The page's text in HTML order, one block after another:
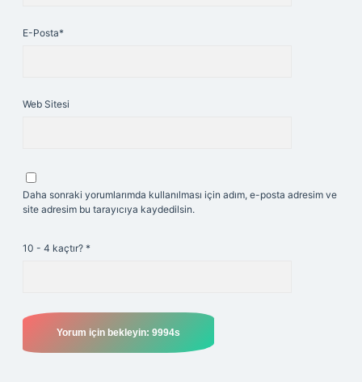
E-Posta*
Web Sitesi
Daha sonraki yorumlarımda kullanılması için adım, e-posta adresim ve
site adresim bu tarayıcıya kaydedilsin.
10 - 4 kaçtır? *